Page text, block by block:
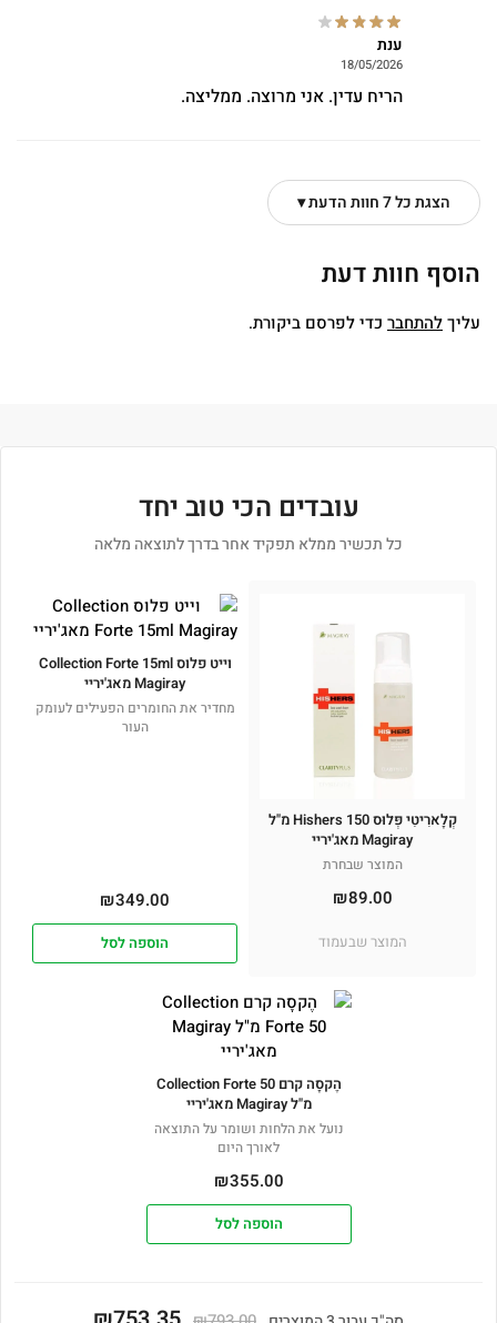
ענת
18/05/2026
הריח עדין. אני מרוצה. ממליצה.
הצגת כל 7 חוות הדעת ▾
הוסף חוות דעת
עליךלהתחבר כדי לפרסם ביקורת.
עובדים הכי טוב יחד
כל תכשיר ממלא תפקיד אחר בדרך לתוצאה מלאה
קְלָארִיטִי פְּלוּס Hishers 150 מ"ל
Magiray מאג'יריי
המוצר שבחרת
₪89.00
המוצר שבעמוד
וייט פלוס Collection Forte 15ml
Magiray מאג'יריי
מחדיר את החומרים הפעילים לעומק
העור
₪349.00
הוספה לסל
הֶקסָה קרם Collection Forte 50
מ"ל Magiray מאג'יריי
נועל את הלחות ושומר על התוצאה
לאורך היום
₪355.00
הוספה לסל